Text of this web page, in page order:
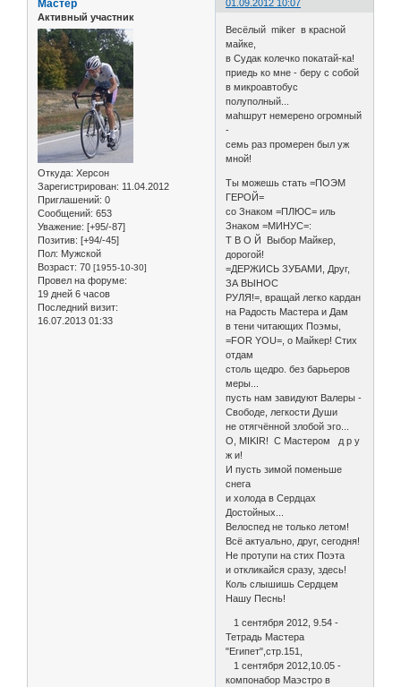
01.09.2012 10:07
Мастер
Активный участник
Откуда: Херсон
Зарегистрирован: 11.04.2012
Приглашений: 0
Сообщений: 653
Уважение: [+95/-87]
Позитив: [+94/-45]
Пол: Мужской
Возраст: 70 [1955-10-30]
Провел на форуме:
19 дней 6 часов
Последний визит:
16.07.2013 01:33
Весёлый miker в красной
майке,
в Судак колечко покатай-ка!
приедь ко мне - беру с собой
в микроавтобус
полуполный...
маhшрут немерено огромный
-
семь раз промерен был уж
мной!
Ты можешь стать =ПОЭМ
ГЕРОЙ=
со Знаком =ПЛЮС= иль
Знаком =МИНУС=:
Т В О Й Выбор Майкер,
дорогой!
=ДЕРЖИСЬ ЗУБАМИ, Друг,
ЗА ВЫНОС
РУЛЯ!=, вращай легко кардан
на Радость Мастера и Дам
в тени читающих Поэмы,
=FOR YOU=, о Майкер! Стих
отдам
столь щедро. без барьеров
меры...
пусть нам завидуют Валеры -
Свободе, легкости Души
не отягчённой злобой эго...
О, MIKIR! С Мастером д р у
ж и!
И пусть зимой поменьше
снега
и холода в Сердцах
Достойных...
Велоспед не только летом!
Всё актуально, друг, сегодня!
Не протупи на стих Поэта
и откликайся сразу, здесь!
Коль слышишь Сердцем
Нашу Песнь!
1 сентября 2012, 9.54 -
Тетрадь Мастера
"Египет",стр.151,
1 сентября 2012,10.05 -
компонабор Маэстро в